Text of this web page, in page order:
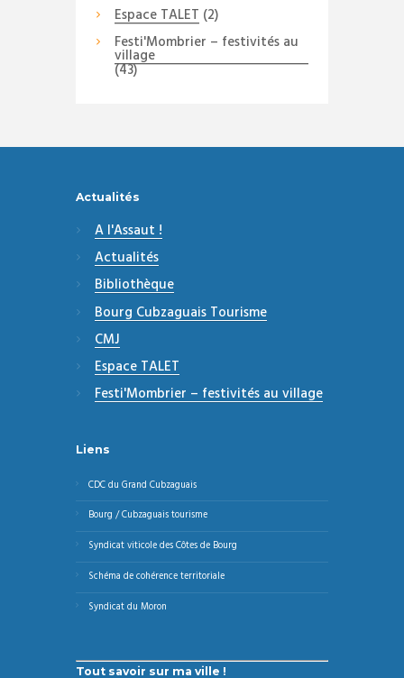
Espace TALET (2)
Festi'Mombrier – festivités au
village
(43)
Actualités
A l'Assaut !
Actualités
Bibliothèque
Bourg Cubzaguais Tourisme
CMJ
Espace TALET
Festi'Mombrier – festivités au village
Liens
CDC du Grand Cubzaguais
Bourg / Cubzaguais tourisme
Syndicat viticole des Côtes de Bourg
Schéma de cohérence territoriale
Syndicat du Moron
Tout savoir sur ma ville !